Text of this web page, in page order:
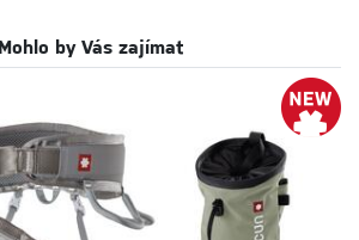
Mohlo by Vás zajímat